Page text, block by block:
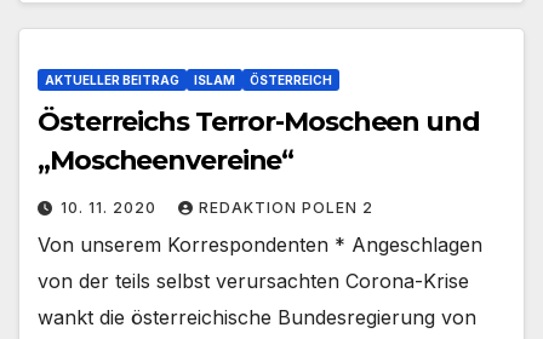
AKTUELLER BEITRAG ISLAM ÖSTERREICH
Österreichs Terror-Moscheen und
„Moscheenvereine“
10. 11. 2020 REDAKTION POLEN 2
Von unserem Korrespondenten * Angeschlagen
von der teils selbst verursachten Corona-Krise
wankt die österreichische Bundesregierung von